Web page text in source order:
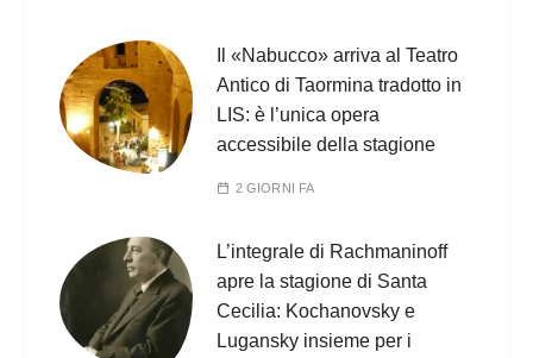
Il «Nabucco» arriva al Teatro
Antico di Taormina tradotto in
LIS: è l’unica opera
accessibile della stagione
2 GIORNI FA
L’integrale di Rachmaninoff
apre la stagione di Santa
Cecilia: Kochanovsky e
Lugansky insieme per i